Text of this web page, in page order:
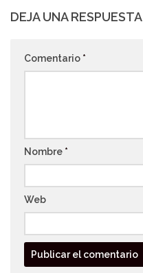
DEJA UNA RESPUESTA
Comentario *
Nombre *
Web